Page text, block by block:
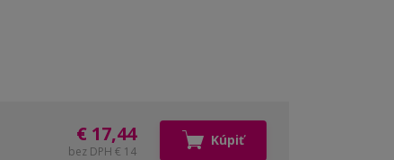
€ 17,44
bez DPH € 14
Kúpiť